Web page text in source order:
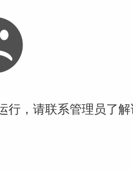
行，请联系管理员了